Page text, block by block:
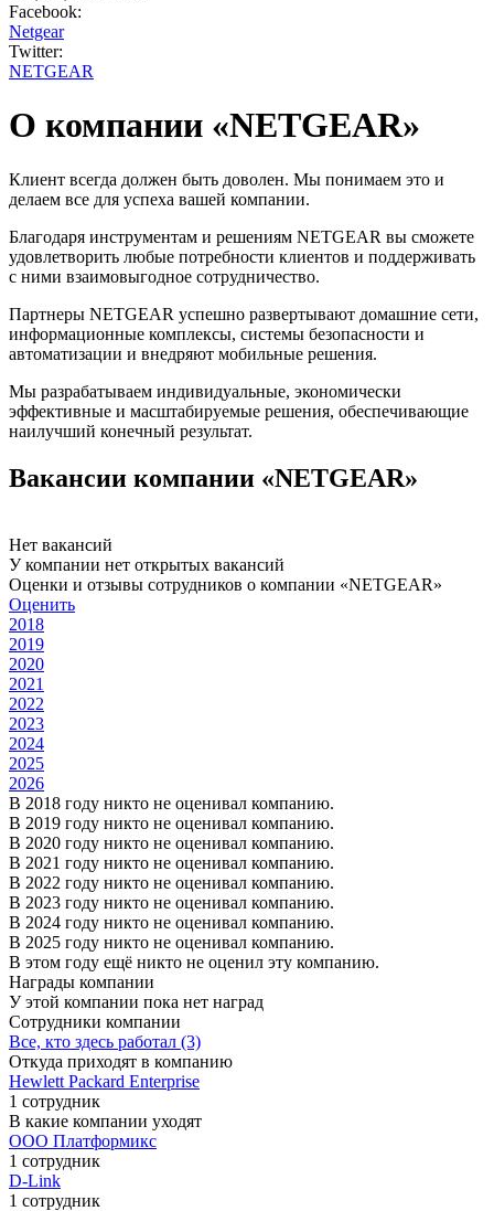
Facebook:
Netgear
Twitter:
NETGEAR
О компании «NETGEAR»
Клиент всегда должен быть доволен. Мы понимаем это и
делаем все для успеха вашей компании.
Благодаря инструментам и решениям NETGEAR вы сможете
удовлетворить любые потребности клиентов и поддерживать
с ними взаимовыгодное сотрудничество.
Партнеры NETGEAR успешно развертывают домашние сети,
информационные комплексы, системы безопасности и
автоматизации и внедряют мобильные решения.
Мы разрабатываем индивидуальные, экономически
эффективные и масштабируемые решения, обеспечивающие
наилучший конечный результат.
Вакансии компании «NETGEAR»
Нет вакансий
У компании нет открытых вакансий
Оценки и отзывы сотрудников о компании «NETGEAR»
Оценить
2018
2019
2020
2021
2022
2023
2024
2025
2026
В 2018 году никто не оценивал компанию.
В 2019 году никто не оценивал компанию.
В 2020 году никто не оценивал компанию.
В 2021 году никто не оценивал компанию.
В 2022 году никто не оценивал компанию.
В 2023 году никто не оценивал компанию.
В 2024 году никто не оценивал компанию.
В 2025 году никто не оценивал компанию.
В этом году ещё никто не оценил эту компанию.
Награды компании
У этой компании пока нет наград
Сотрудники компании
Все, кто здесь работал (3)
Откуда приходят в компанию
Hewlett Packard Enterprise
1 сотрудник
В какие компании уходят
ООО Платформикс
1 сотрудник
D-Link
1 сотрудник